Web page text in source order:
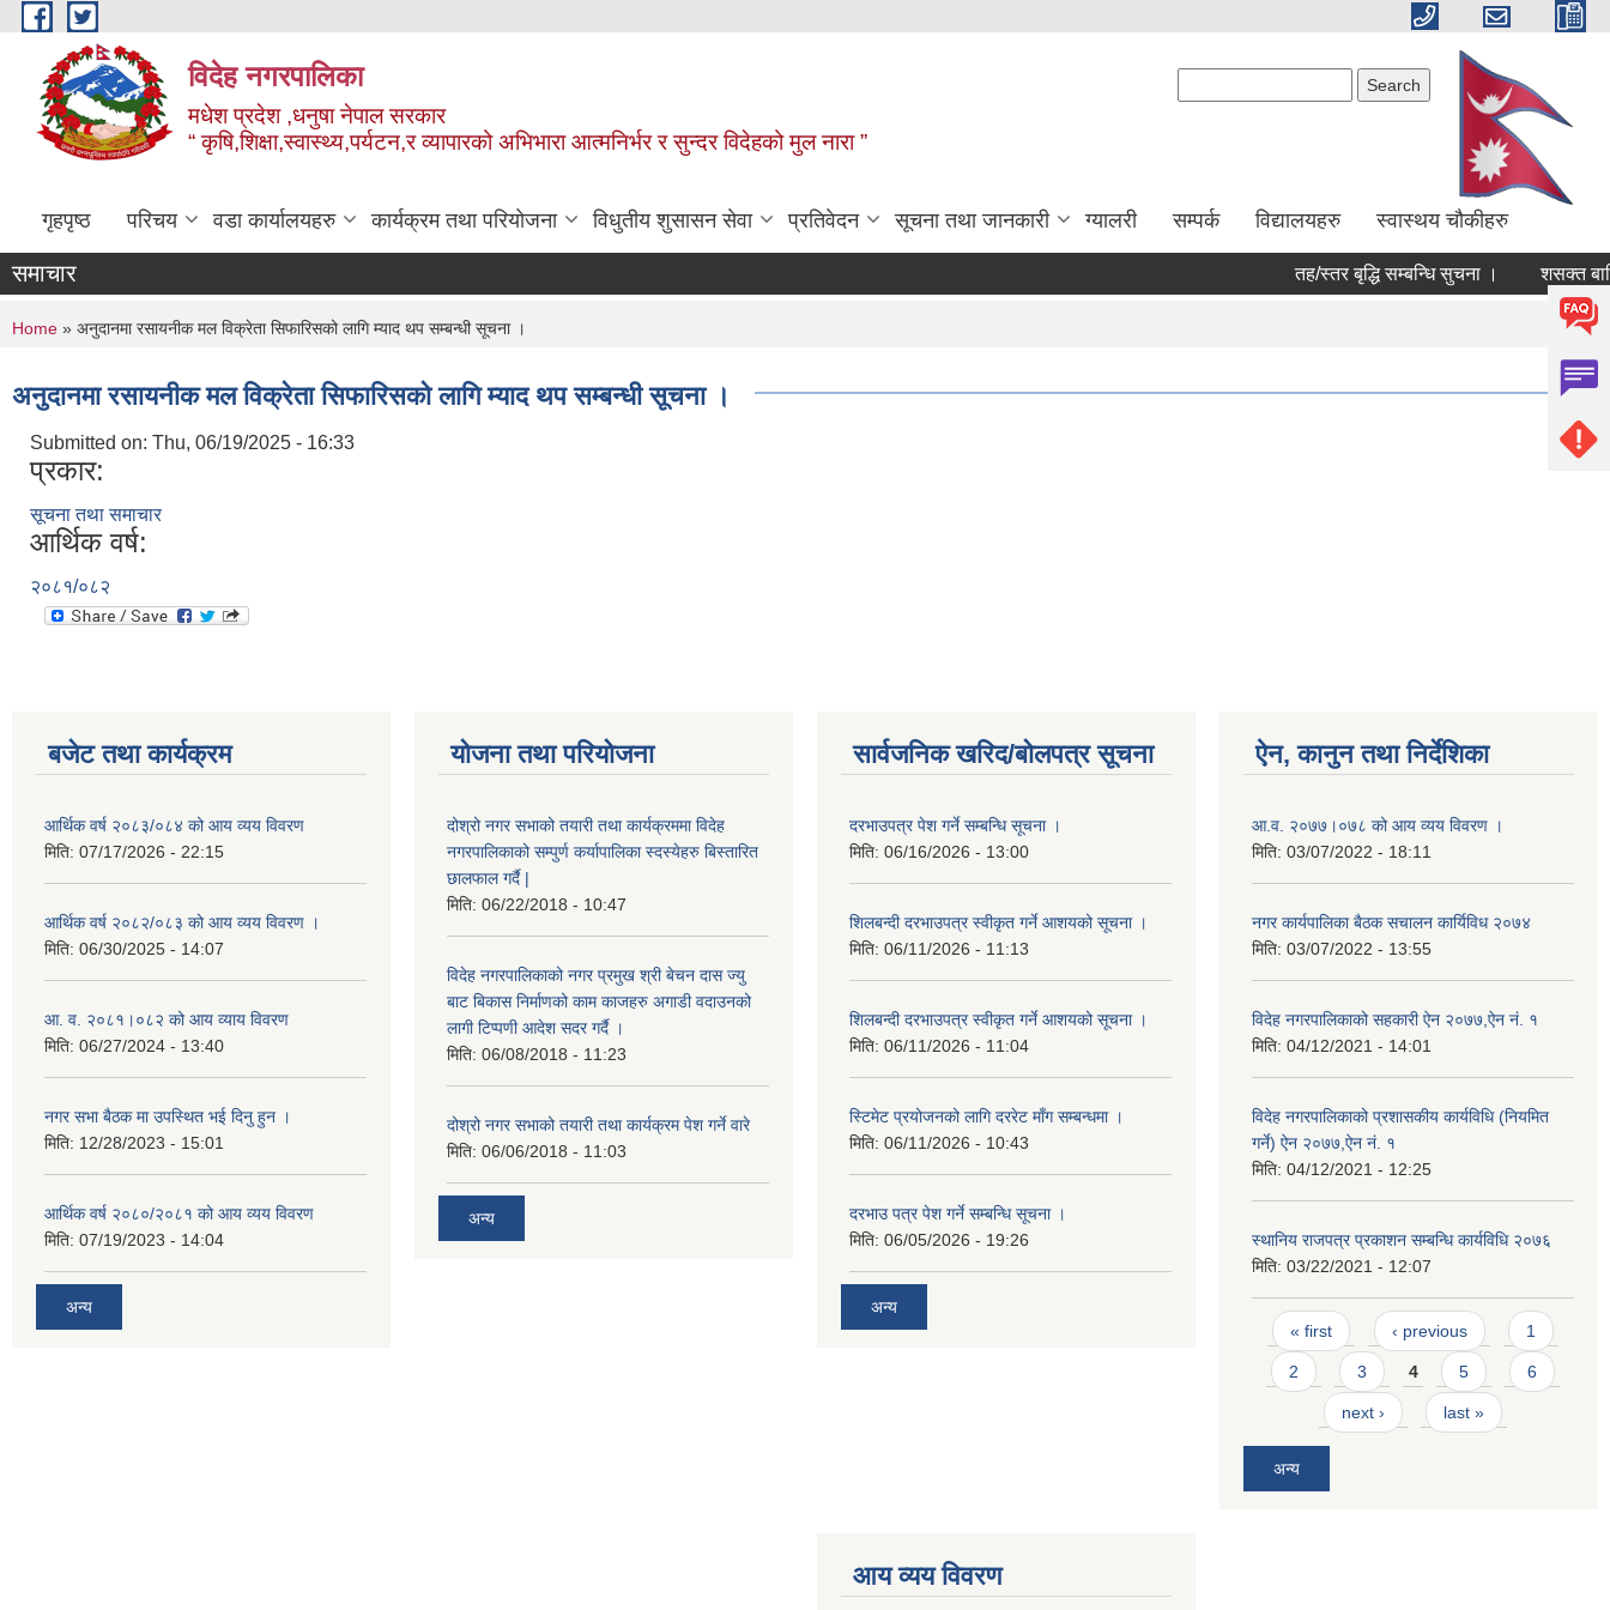
Skip to main content
विदेह नगरपालिका
मधेश प्रदेश ,धनुषा नेपाल सरकार
“ कृषि,शिक्षा,स्वास्थ्य,पर्यटन,र व्यापारको अभिभारा आत्मनिर्भर र सुन्दर विदेहको मुल नारा ”
गृहपृष्ठ परिचय वडा कार्यालयहरु कार्यक्रम तथा परियोजना विधुतीय शुसासन सेवा प्रतिवेदन सूचना तथा जानकारी ग्यालरी सम्पर्क विद्यालयहरु स्वास्थय चौकीहरु
समाचार तह/स्तर बृद्धि सम्बन्धि सुचना । शसक्त
You are here
Home » अनुदानमा रसायनीक मल विक्रेता सिफारिसको लागि म्याद थप सम्बन्धी सूचना ।
अनुदानमा रसायनीक मल विक्रेता सिफारिसको लागि म्याद थप सम्बन्धी सूचना ।
Submitted on: Thu, 06/19/2025 - 16:33
प्रकार:
सूचना तथा समाचार
आर्थिक वर्ष:
२०८१/०८२
बजेट तथा कार्यक्रम
आर्थिक वर्ष २०८३/०८४ को आय व्यय विवरण
मिति: 07/17/2026 - 22:15
आर्थिक वर्ष २०८२/०८३ को आय व्यय विवरण ।
मिति: 06/30/2025 - 14:07
आ. व. २०८१।०८२ को आय व्याय विवरण
मिति: 06/27/2024 - 13:40
नगर सभा बैठक मा उपस्थित भई दिनु हुन ।
मिति: 12/28/2023 - 15:01
आर्थिक वर्ष २०८०/२०८१ को आय व्यय विवरण
मिति: 07/19/2023 - 14:04
अन्य
योजना तथा परियोजना
दोश्रो नगर सभाको तयारी तथा कार्यक्रममा विदेह
नगरपालिकाको सम्पुर्ण कर्यापालिका स्दस्येहरु बिस्तारित
छालफाल गर्दै |
मिति: 06/22/2018 - 10:47
विदेह नगरपालिकाको नगर प्रमुख श्री बेचन दास ज्यु
बाट बिकास निर्माणको काम काजहरु अगाडी वदाउनको
लागी टिप्पणी आदेश सदर गर्दै ।
मिति: 06/08/2018 - 11:23
दोश्रो नगर सभाको तयारी तथा कार्यक्रम पेश गर्ने वारे
मिति: 06/06/2018 - 11:03
अन्य
सार्वजनिक खरिद/बोलपत्र सूचना
दरभाउपत्र पेश गर्ने सम्बन्धि सूचना ।
मिति: 06/16/2026 - 13:00
शिलबन्दी दरभाउपत्र स्वीकृत गर्ने आशयको सूचना ।
मिति: 06/11/2026 - 11:13
शिलबन्दी दरभाउपत्र स्वीकृत गर्ने आशयको सूचना ।
मिति: 06/11/2026 - 11:04
स्टिमेट प्रयोजनको लागि दररेट माँग सम्बन्धमा ।
मिति: 06/11/2026 - 10:43
दरभाउ पत्र पेश गर्ने सम्बन्धि सूचना ।
मिति: 06/05/2026 - 19:26
अन्य
ऐन, कानुन तथा निर्देशिका
आ‍.व. २०७७।०७८ को आय व्यय विवरण ।
मिति: 03/07/2022 - 18:11
नगर कार्यपालिका बैठक स‌‌चालन कार्यिविध २०७४
मिति: 03/07/2022 - 13:55
विदेह नगरपालिकाको सहकारी ऐन २०७७,ऐन नं. १
मिति: 04/12/2021 - 14:01
विदेह नगरपालिकाको प्रशासकीय कार्यविधि (नियमित
गर्ने) ऐन २०७७,ऐन नं. १
मिति: 04/12/2021 - 12:25
स्थानिय राजपत्र प्रकाशन सम्बन्धि कार्यविधि २०७६
मिति: 03/22/2021 - 12:07
Pages
« first ‹ previous 1
2 3 4 5 6
next › last »
अन्य
आय व्यय विवरण